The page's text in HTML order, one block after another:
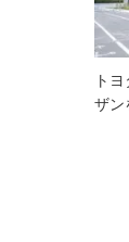
ョ
ン
ト
ザン